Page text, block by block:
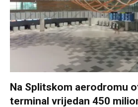
Na Splitskom aerodromu
terminal vrijedan 450